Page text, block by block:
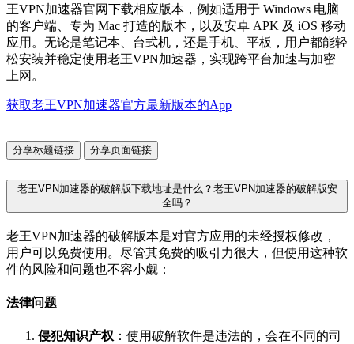
王VPN加速器官网下载相应版本，例如适用于 Windows 电脑
的客户端、专为 Mac 打造的版本，以及安卓 APK 及 iOS 移动
应用。无论是笔记本、台式机，还是手机、平板，用户都能轻
松安装并稳定使用老王VPN加速器，实现跨平台加速与加密
上网。
获取老王VPN加速器官方最新版本的App
分享标题链接 分享页面链接
老王VPN加速器的破解版下载地址是什么？老王VPN加速器的破解版安
全吗？
老王VPN加速器的破解版本是对官方应用的未经授权修改，
用户可以免费使用。尽管其免费的吸引力很大，但使用这种软
件的风险和问题也不容小觑：
法律问题
侵犯知识产权 ：使用破解软件是违法的，会在不同的司